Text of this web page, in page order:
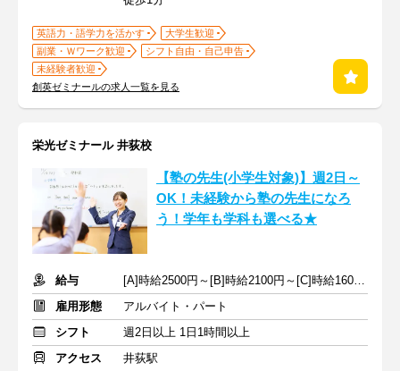
英語力・語学力を活かす
大学生歓迎
副業・Ｗワーク歓迎
シフト自由・自己申告
未経験者歓迎
創英ゼミナールの求人一覧を見る
栄光ゼミナール 井荻校
【塾の先生(小学生対象)】週2日～
OK！未経験から塾の先生になろ
う！学年も学科も選べる★
給与
[A]時給2500円～[B]時給2100円～[C]時給1600円～ ※生徒数による
雇用形態
アルバイト・パート
シフト
週2日以上 1日1時間以上
アクセス
井荻駅